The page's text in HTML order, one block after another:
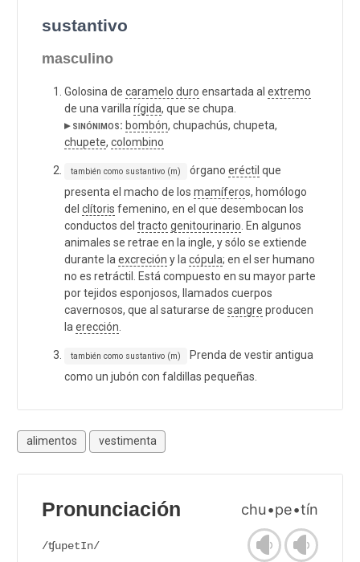
sustantivo
masculino
Golosina de caramelo duro ensartada al extremo
de una varilla rígida, que se chupa.
▸ sinónimos: bombón, chupachús, chupeta,
chupete, colombino
también como sustantivo (m) órgano eréctil que
presenta el macho de los mamíferos, homólogo
del clítoris femenino, en el que desembocan los
conductos del tracto genitourinario . En algunos
animales se retrae en la ingle, y sólo se extiende
durante la excreción y la cópula; en el ser humano
no es retráctil. Está compuesto en su mayor parte
por tejidos esponjosos, llamados cuerpos
cavernosos, que al saturarse de sangre producen
la erección
también como sustantivo (m)
Prenda de vestir antigua
como un jubón con faldillas pequeñas.
alimentos vestimenta
Pronunciación chu•pe•tín
/ʧupetIn/